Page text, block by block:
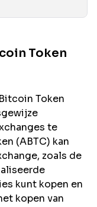
Token
Token
te
(ABTC) kan
zoals de
kunt kopen en
kopen van